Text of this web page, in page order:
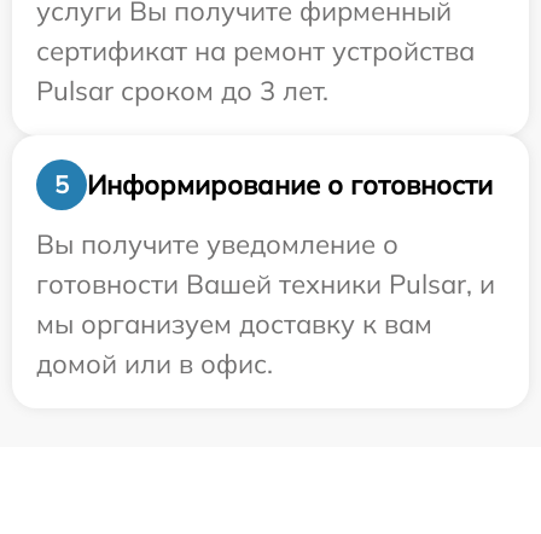
услуги Вы получите фирменный
сертификат на ремонт устройства
Pulsar сроком до 3 лет.
5
Информирование о готовности
Вы получите уведомление о
готовности Вашей техники Pulsar, и
мы организуем доставку к вам
домой или в офис.